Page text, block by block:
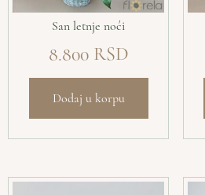
San letnje noći
8.800
Dodaj u korpu